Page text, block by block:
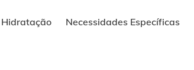
Instruções de
Hidratação Necessidades Específicas